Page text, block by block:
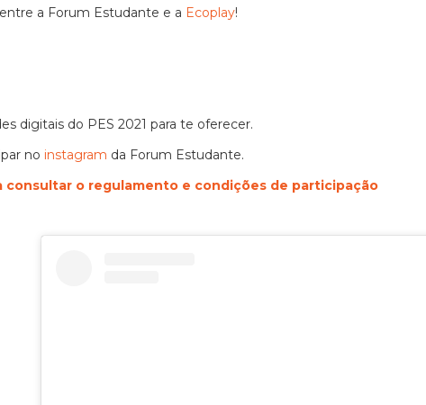
a Forum Estudante e a Ecoplay!
digitais do PES 2021 para te oferecer.
no instagram da Forum Estudante.
consultar o regulamento e condições de participação